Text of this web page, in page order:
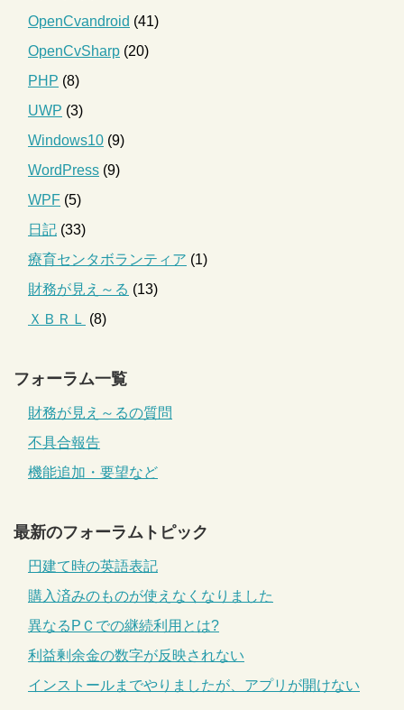
OpenCvandroid (41)
OpenCvSharp (20)
PHP (8)
UWP (3)
Windows10 (9)
WordPress (9)
WPF (5)
日記 (33)
療育センタボランティア (1)
財務が見え～る (13)
ＸＢＲＬ (8)
フォーラム一覧
財務が見え～るの質問
不具合報告
機能追加・要望など
最新のフォーラムトピック
円建て時の英語表記
購入済みのものが使えなくなりました
異なるPＣでの継続利用とは?
利益剰余金の数字が反映されない
インストールまでやりましたが、アプリが開けない